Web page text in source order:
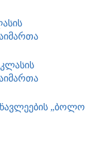
„ბოლო